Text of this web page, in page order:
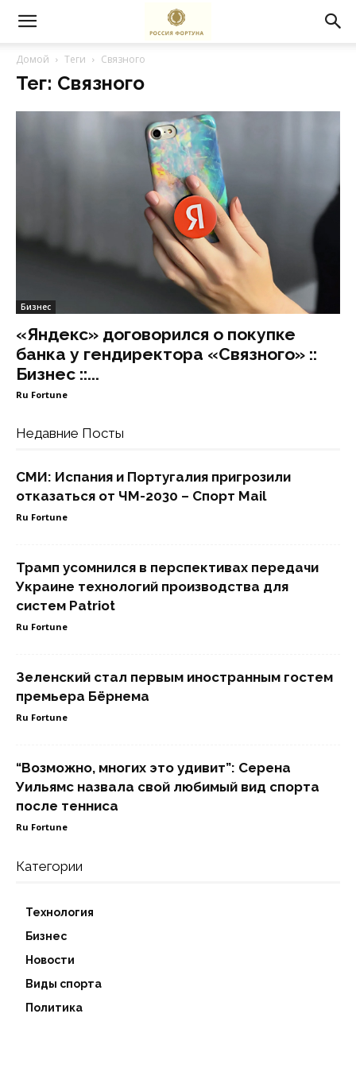
Домой Теги Связного
Тег: Связного
Бизнес
«Яндекс» договорился о покупке
банка у гендиректора «Связного» ::
Бизнес ::...
Ru Fortune
Недавние Посты
СМИ: Испания и Португалия пригрозили
отказаться от ЧМ-2030 – Спорт Mail
Ru Fortune
Трамп усомнился в перспективах передачи
Украине технологий производства для
систем Patriot
Ru Fortune
Зеленский стал первым иностранным гостем
премьера Бёрнема
Ru Fortune
“Возможно, многих это удивит”: Серена
Уильямс назвала свой любимый вид спорта
после тенниса
Ru Fortune
Категории
Технология
Бизнес
Новости
Виды спорта
Политика